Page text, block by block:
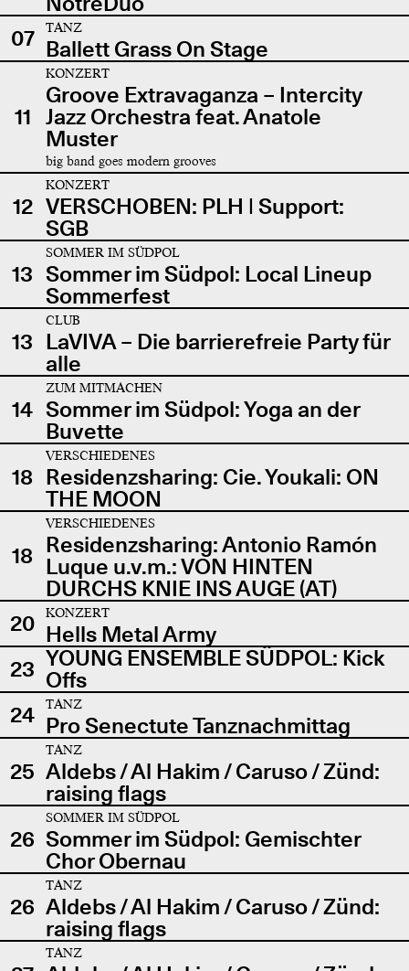
07
TANZ
Ballett Grass On Stage
11
KONZERT
Groove Extravaganza – Intercity
Jazz Orchestra feat. Anatole
Muster
big band goes modern grooves
12
KONZERT
VERSCHOBEN: PLH | Support:
SGB
13
SOMMER IM SÜDPOL
Sommer im Südpol: Local Lineup
Sommerfest
13
CLUB
LaVIVA – Die barrierefreie Party für
alle
14
ZUM MITMACHEN
Sommer im Südpol: Yoga an der
Buvette
18
VERSCHIEDENES
Residenzsharing: Cie. Youkali: ON
THE MOON
18
VERSCHIEDENES
Residenzsharing: Antonio Ramón
Luque u.v.m.: VON HINTEN
DURCHS KNIE INS AUGE (AT)
20
KONZERT
Hells Metal Army
23 YOUNG ENSEMBLE SÜDPOL: Kick
Offs
24
TANZ
Pro Senectute Tanznachmittag
25
TANZ
Aldebs / Al Hakim / Caruso / Zünd:
raising flags
26
SOMMER IM SÜDPOL
Sommer im Südpol: Gemischter
Chor Obernau
26
TANZ
Aldebs / Al Hakim / Caruso / Zünd:
raising flags
TANZ